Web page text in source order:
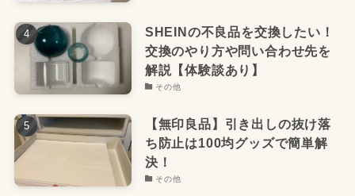
SHEINの不良品を交換したい！
交換のやり方や問い合わせ先を
解説【体験談あり】
その他
【無印良品】引き出しの抜け落
ち防止は100均グッズで簡単解
決！
その他